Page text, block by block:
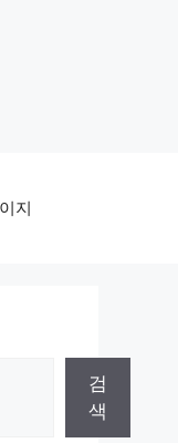
지
검
색